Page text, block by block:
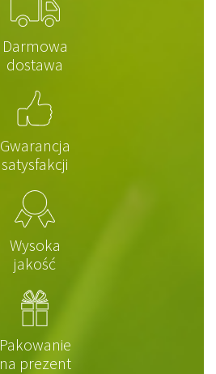
Darmowa
dostawa
Gwarancja
satysfakcji
Wysoka
jakość
Pakowanie
na prezent